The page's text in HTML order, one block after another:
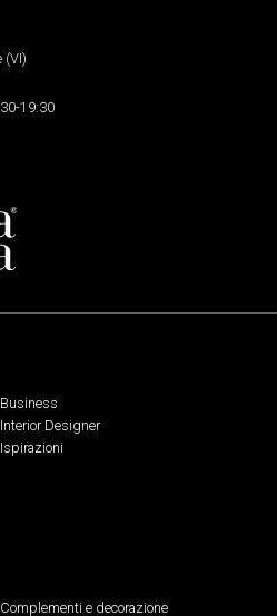
(VI)
19:30
Business
Interior Designer
Ispirazioni
Complementi e decorazione